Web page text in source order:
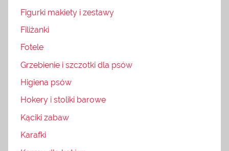
Figurki makiety i zestawy
Filiżanki
Fotele
Grzebienie i szczotki dla psów
Higiena psów
Hokery i stoliki barowe
Kąciki zabaw
Karafki